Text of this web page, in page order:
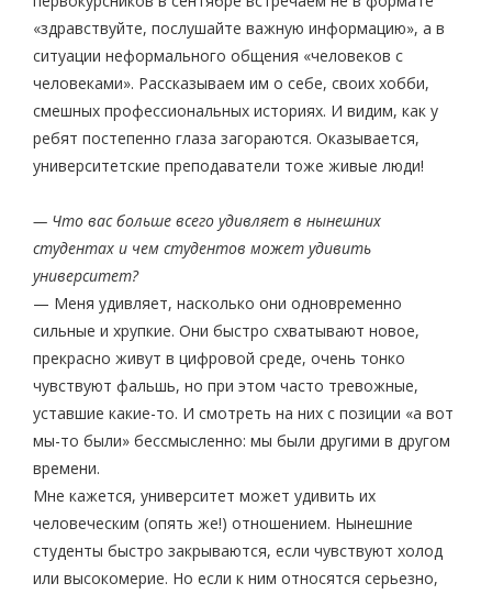
«здравствуйте, послушайте важную информацию», а в
ситуации неформального общения «человеков с
человеками». Рассказываем им о себе, своих хобби,
смешных профессиональных историях. И видим, как у
ребят постепенно глаза загораются. Оказывается,
университетские преподаватели тоже живые люди!
— Что вас больше всего удивляет в нынешних
студентах и чем студентов может удивить
университет?
— Меня удивляет, насколько они одновременно
сильные и хрупкие. Они быстро схватывают новое,
прекрасно живут в цифровой среде, очень тонко
чувствуют фальшь, но при этом часто тревожные,
уставшие какие-то. И смотреть на них с позиции «а вот
мы-то были» бессмысленно: мы были другими в другом
времени.
Мне кажется, университет может удивить их
человеческим (опять же!) отношением. Нынешние
студенты быстро закрываются, если чувствуют холод
или высокомерие. Но если к ним относятся серьезно,